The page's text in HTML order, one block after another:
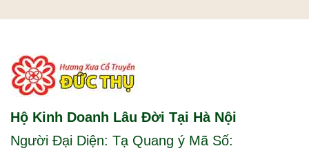
Hộ Kinh Doanh Lâu Đời Tại Hà Nội
Người Đại Diện: Tạ Quang ý Mã Số: